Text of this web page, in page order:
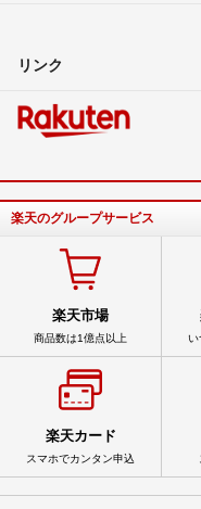
リンク
楽天のグループサービス
楽天市場
商品数は1億点以上 い
楽天カード
スマホでカンタン申込